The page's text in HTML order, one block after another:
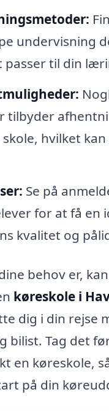
undervisning
passer til din
tilbyder
hvilket
Se på
for at få en
kvalitet og
behov er,
køreskole i
dig i din rejse
bilist. Tag det
en køreskole,
på din